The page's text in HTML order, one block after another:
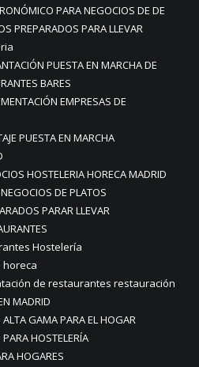
PARA NEGOCIOS DE DE
PREPARADOS PARA LLEVAR
PUESTA EN MARCHA DE
BARES
EMPRESAS DE
PUESTA EN MARCHA
HOSTELERIA HORECA MADRID
DE PLATOS
PARAR LLEVAR
Hostelería
de restaurantes restauración
MADRID
GAMA PARA EL HOGAR
HOSTELERÍA
HOGARES